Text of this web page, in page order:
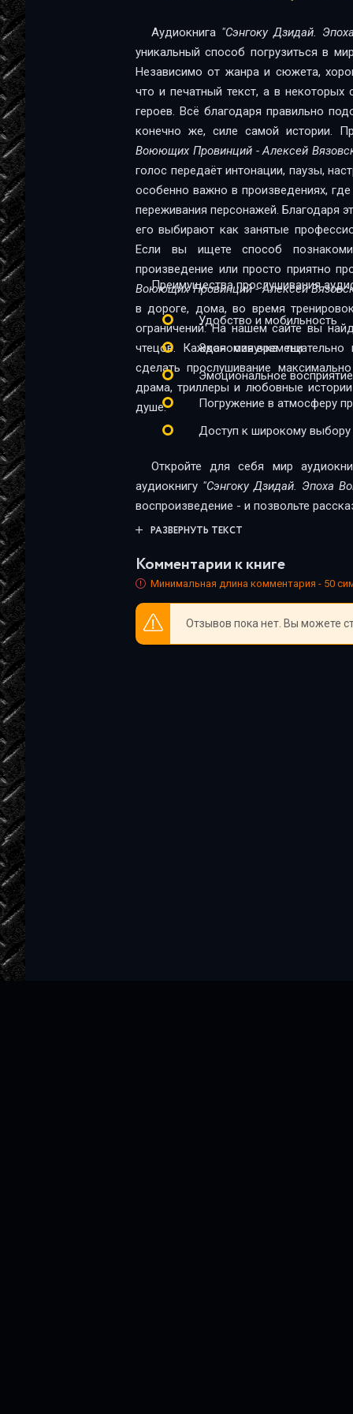
13
15
16
17
18
20
22
24
25
27
28
Аудиокнига "Сэнгоку Дзидай.
уникальный способ погрузиться в
Независимо от жанра и сюжета,
что и печатный текст, а в
героев. Всё благодаря правильно
конечно же, силе самой истории.
Воюющих Провинций - Алексей
голос передаёт интонации, паузы,
особенно важно в произведениях,
переживания персонажей. Благодаря
его выбирают как занятые
Если вы ищете способ
произведение или просто приятно
Воюющих Провинций - Алексей
в дороге, дома, во время
ограничений. На нашем сайте вы
чтецов. Каждая озвучка
сделать прослушивание
драма, триллеры и любовные
душе.
Преимущества прослушивания
Удобство и мобильность
Экономия времени
Эмоциональное восприятие
Погружение в атмосферу
Доступ к широкому выбору
Откройте для себя мир
аудиокнигу "Сэнгоку Дзидай. Эпоха
воспроизведение - и позвольте
РАЗВЕРНУТЬ ТЕКСТ
Комментарии к книге
Минимальная длина комментария - 50
Отзывов пока нет. Вы можете